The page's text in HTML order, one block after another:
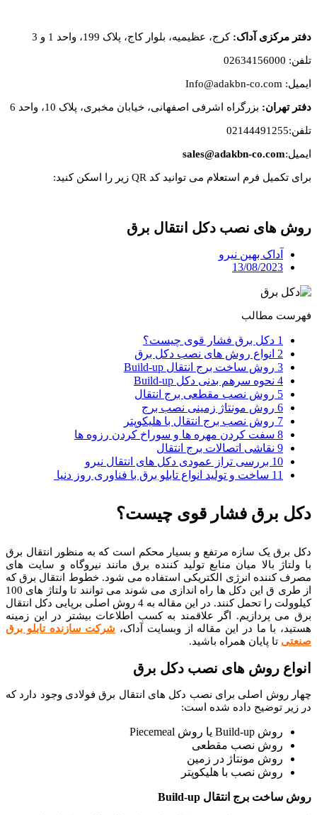
دفتر مرکزی آداک: کرج، عظیمیه، بلوار کاج، پلاک 199، واحد 1 و 3
تلفن: 02634156000
ایمیل: Info@adakbn-co.com
دفتر تهران: بزرگراه اشرفی اصفهانی، خیابان مخبری، پلاک 10، واحد 6
تلفن:02144491255
ایمیل:sales@adakbn-co.com
برای تکمیل فرم استعلام می توانید کد QR زیر را اسکن کنید:
روش های نصب دکل انتقال برق
آداک بهین نیرو
13/08/2023
فهرست مطالب
1 دکل برق فشار قوی چیست؟
2 انواع روش های نصب دکل برق
3 روش ساخت برج انتقال Build-up
4 نحوه سرهم بدنی دکل Build-up
5 روش نصب مقطعی برج انتقال
6 روش مونتاژ زمینی نصب برج
7 روش نصب برج انتقال با هلیکوپتر
8 سفت کردن مهره ها و سوراخ کردن رزوه ها
9 نقاشی اتصالات برج انتقال
10 بررسی تراز عمودی دکل های انتقال نیرو
11 ساخت و تولید انواع تابلو برق با فناوری روز دنیا
دکل برق فشار قوی چیست؟
دکل برق یک سازه مرتفع و بسیار محکم است که به منظور انتقال برق
با ولتاژ بالا میان منابع تولید کننده برق مانند نیروگاه و سایت های
مصرف کننده انرژی الکتریکی استفاده می شود. خطوط انتقال برق که
از طری ق این دکل ها راه اندازی می شوند می توانند تا ولتاژ های 100
کیلوولت را تحمل کنند. در این مقاله به 4 روش اصلی برپایی دکل انتقال
برق می پردازیم.
اگر علاقمند به کسب اطلاعات بیشتر در این زمینه
هستید، با ما در این مقاله از وبسایت آداک، شرکت سازنده تابلو برق
صنعتی تا پایان همراه باشید.
انواع روش های نصب دکل برق
چهار روش اصلی برای نصب دکل های انتقال برق فولادی وجود دارد که
در زیر توضیح داده شده است:
روش Build-up یا روش Piecemeal
روش نصب مقطعی
روش مونتاژ در زمین
روش نصب با هلیکوپتر
روش ساخت برج انتقال Build-up